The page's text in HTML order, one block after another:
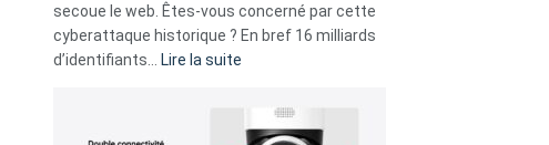
avec
9
amis
secoue le web. Êtes-vous concerné par cette
cyberattaque historique ? En bref 16 milliards
d’identifiants…
Lire la suite
record